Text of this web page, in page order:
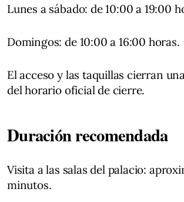
Lunes a sábado: de 10:00 a 19:00
Domingos: de 10:00 a 16:00 horas.
El acceso y las taquillas cierran
del horario oficial de cierre.
Duración recomendada
Visita a las salas del palacio:
minutos.